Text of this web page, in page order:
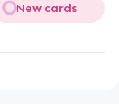
New cards